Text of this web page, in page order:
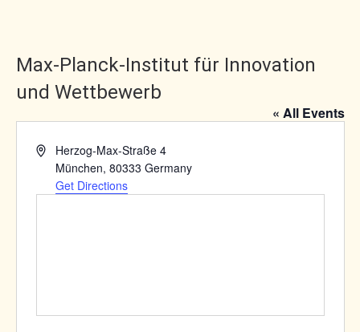
Max-Planck-Institut für Innovation
und Wettbewerb
« All Events
AddressHerzog-Max-Straße 4
München, 80333 Germany
Get Directions